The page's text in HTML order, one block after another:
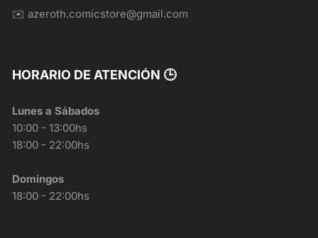
✉️ azeroth.comicstore@gmail.com
HORARIO DE ATENCIÓN 🕒
Lunes a Sábados
10:00 - 13:00hs
18:00 - 22:00hs
Domingos
18:00 - 22:00hs